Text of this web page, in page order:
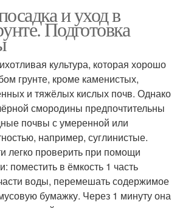
и уход в
Подготовка
культура, которая хорошо
грунте, кроме каменистых,
и тяжёлых кислых почв. Однако
смородины предпочтительны
почвы с умеренной или
например, суглинистые.
легко проверить при помощи
поместить в ёмкость 1 часть
воды, перемешать содержимое
бумажку. Через 1 минуту она